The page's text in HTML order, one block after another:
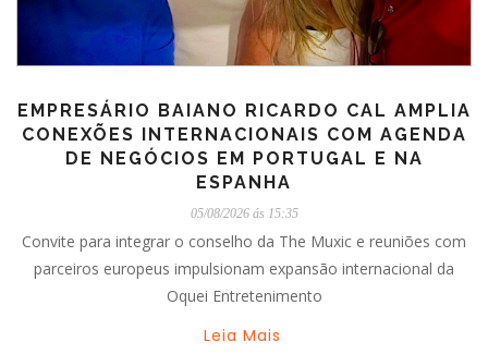
EMPRESÁRIO BAIANO RICARDO CAL AMPLIA
CONEXÕES INTERNACIONAIS COM AGENDA
DE NEGÓCIOS EM PORTUGAL E NA
ESPANHA
05/08/2026 ás 15:35
Convite para integrar o conselho da The Muxic e reuniões com
parceiros europeus impulsionam expansão internacional da
Oquei Entretenimento
Leia Mais